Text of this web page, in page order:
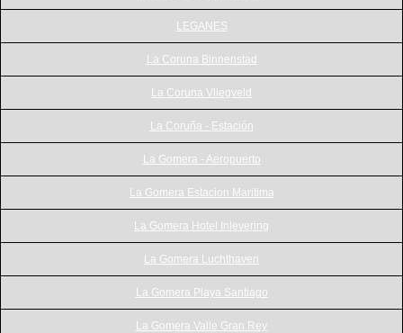
LEGANES
La Coruna Binnenstad
La Coruna Vliegveld
La Coruña - Estación
La Gomera - Aeropuerto
La Gomera Estacion Maritima
La Gomera Hotel Inlevering
La Gomera Luchthaven
La Gomera Playa Santiago
La Gomera Valle Gran Rey